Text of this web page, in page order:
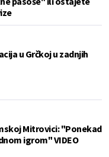
u Grčkoj u zadnjih
Mitrovici: "Ponekad
igrom" VIDEO